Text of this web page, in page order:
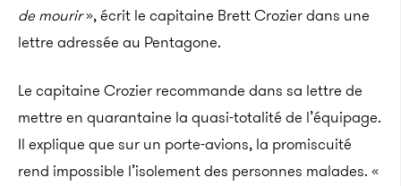
de mourir», écrit le capitaine Brett Crozier dans une
lettre adressée au Pentagone.
Le capitaine Crozier recommande dans sa lettre de
mettre en quarantaine la quasi-totalité de l’équipage.
Il explique que sur un porte-avions, la promiscuité
rend impossible l’isolement des personnes malades. «